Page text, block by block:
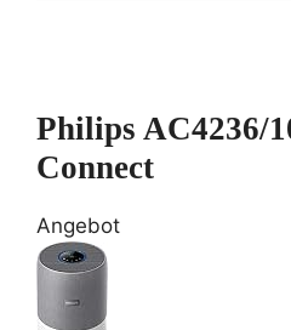
Philips AC4236/
Connect
Angebot